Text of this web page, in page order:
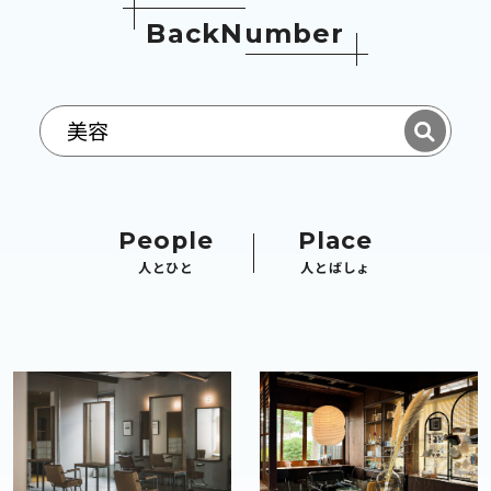
BackN umber
People
人とひと
Place
人とばしょ